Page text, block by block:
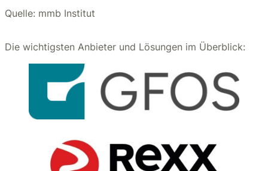
Quelle: mmb Institut
Die wichtigsten Anbieter und Lösungen im Überblick: